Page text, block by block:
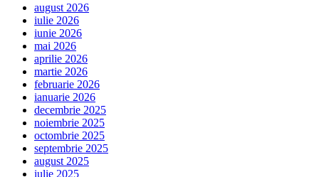
august 2026
iulie 2026
iunie 2026
mai 2026
aprilie 2026
martie 2026
februarie 2026
ianuarie 2026
decembrie 2025
noiembrie 2025
octombrie 2025
septembrie 2025
august 2025
iulie 2025